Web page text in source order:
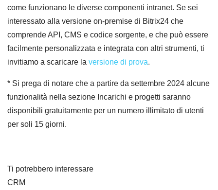
come funzionano le diverse componenti intranet. Se sei
interessato alla versione on-premise di Bitrix24 che
comprende API, CMS e codice sorgente, e che può essere
facilmente personalizzata e integrata con altri strumenti, ti
invitiamo a scaricare la versione di prova.
* Si prega di notare che a partire da settembre 2024 alcune
funzionalità nella sezione Incarichi e progetti saranno
disponibili gratuitamente per un numero illimitato di utenti
per soli 15 giorni.
Ti potrebbero interessare
CRM